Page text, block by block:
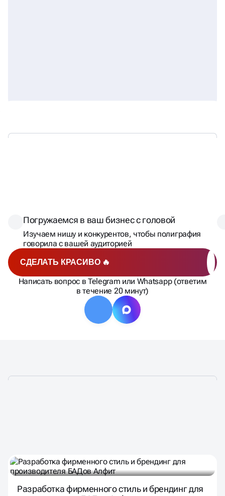
ДИЗАЙНА —ВСЕГО 5 ШАГОВ
СДЕЛАТЬ КРАСИВО 🔥
Написать вопрос в Telegram или Whatsapp (ответим
в течение 20 минут)
Погружаемся в ваш бизнес с головой
Изучаем нишу и конкурентов, чтобы полиграфия
говорила с вашей аудиторией
Разработка фирменного стиль и брендинг для